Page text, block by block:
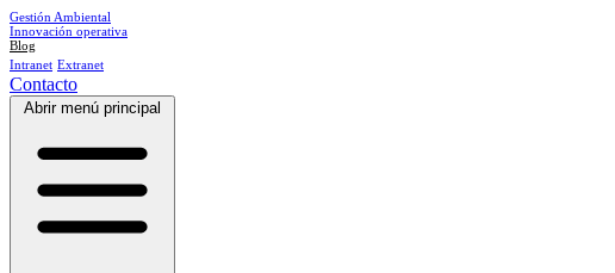
Gestión Ambiental
Innovación operativa
Blog
Intranet Extranet
Contacto
Abrir menú principal